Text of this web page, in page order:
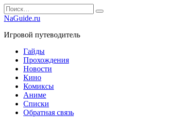
Перейти
к
Search
for:
NaGuide.ru
Игровой путеводитель
Гайды
Прохождения
Новости
Кино
Комиксы
Аниме
Списки
Обратная связь